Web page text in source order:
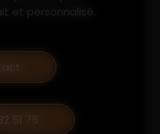
et personnalisé.